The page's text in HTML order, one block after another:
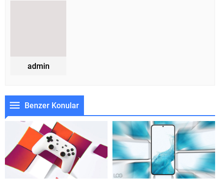
admin
Benzer Konular